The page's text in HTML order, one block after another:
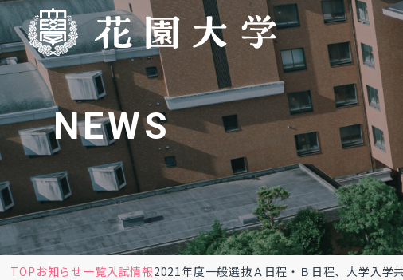
NEWS
TOP お知らせ一覧入試情報2021年度一般選抜Ａ日程・Ｂ日程、大学入